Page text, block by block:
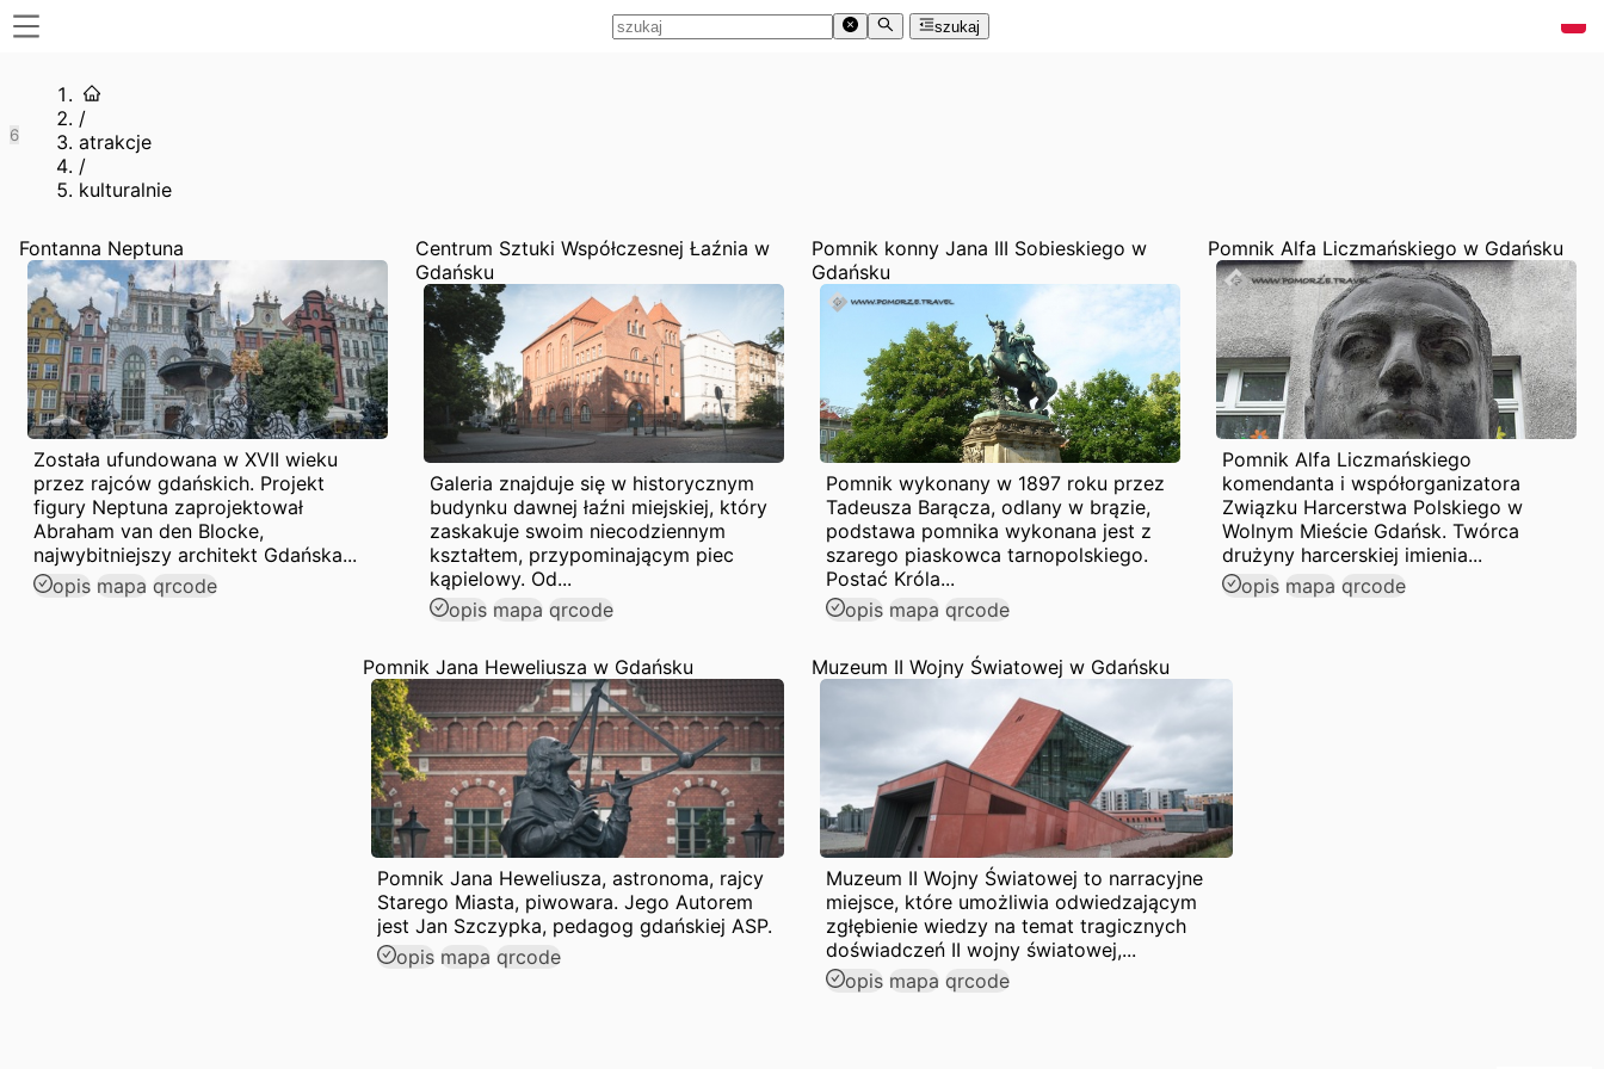
szukaj
6
/
atrakcje
/
kulturalnie
Fontanna Neptuna
Została ufundowana w XVII wieku
przez rajców gdańskich. Projekt
figury Neptuna zaprojektował
Abraham van den Blocke,
najwybitniejszy architekt Gdańska...
opis mapa qrcode
Centrum Sztuki Współczesnej Łaźnia w
Gdańsku
Galeria znajduje się w historycznym
budynku dawnej łaźni miejskiej, który
zaskakuje swoim niecodziennym
kształtem, przypominającym piec
kąpielowy. Od...
opis mapa qrcode
Pomnik konny Jana III Sobieskiego w
Gdańsku
Pomnik wykonany w 1897 roku przez
Tadeusza Barącza, odlany w brązie,
podstawa pomnika wykonana jest z
szarego piaskowca tarnopolskiego.
Postać Króla...
opis mapa qrcode
Pomnik Alfa Liczmańskiego w Gdańsku
Pomnik Alfa Liczmańskiego
komendanta i współorganizatora
Związku Harcerstwa Polskiego w
Wolnym Mieście Gdańsk. Twórca
drużyny harcerskiej imienia...
opis mapa qrcode
Pomnik Jana Heweliusza w Gdańsku
Pomnik Jana Heweliusza, astronoma, rajcy
Starego Miasta, piwowara. Jego Autorem
jest Jan Szczypka, pedagog gdańskiej ASP.
opis mapa qrcode
Muzeum II Wojny Światowej w Gdańsku
Muzeum II Wojny Światowej to narracyjne
miejsce, które umożliwia odwiedzającym
zgłębienie wiedzy na temat tragicznych
doświadczeń II wojny światowej,...
opis mapa qrcode